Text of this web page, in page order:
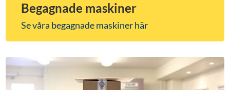
Begagnade maskiner
Se våra begagnade maskiner här